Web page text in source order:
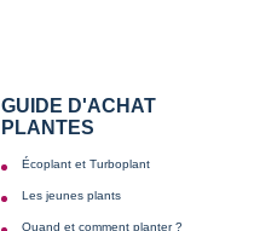
GUIDE D'ACHAT
PLANTES
Écoplant et Turboplant
Les jeunes plants
Quand et comment planter ?